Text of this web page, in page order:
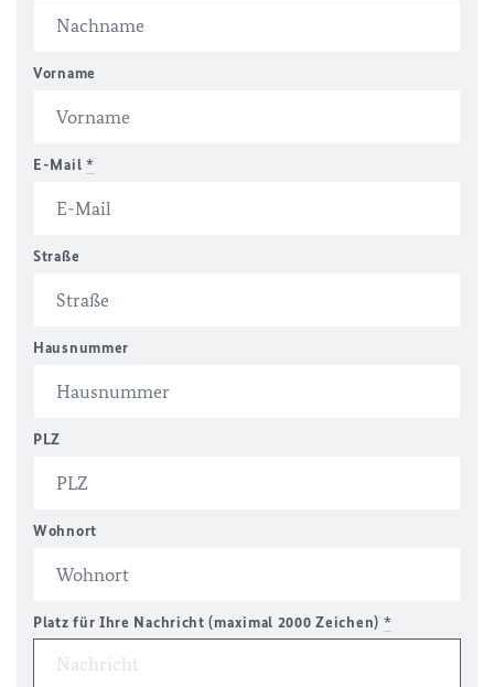
Vorname
E-Mail *
Straße
Hausnummer
PLZ
Wohnort
Platz für Ihre Nachricht (maximal 2000 Zeichen) *